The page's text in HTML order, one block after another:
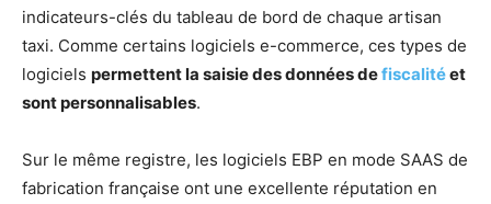
indicateurs-clés du tableau de bord de chaque artisan
taxi. Comme certains logiciels e-commerce, ces types de
logiciels permettent la saisie des données defiscalitéet
sont personnalisables.
Sur le même registre, les logiciels EBP en mode SAAS de
fabrication française ont une excellente réputation en